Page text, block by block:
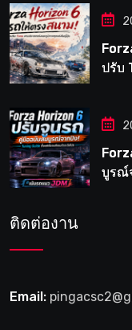
ปรับ
บูรณ์
ติดต่องาน
Email: